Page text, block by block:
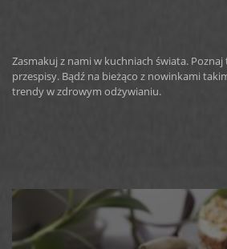
Zasmakuj z nami w kuchniach świata.
przespisy. Bądź na bieżąco z nowinkami
trendy w zdrowym odżywianiu.